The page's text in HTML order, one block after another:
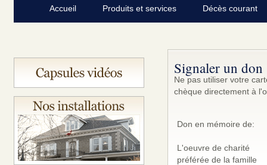
Accueil Produits et services Décès courant
Signaler un don
Ne pas utiliser votre
chèque directement à
Don en mémoire de:
L'oeuvre de charité
préférée de la famille